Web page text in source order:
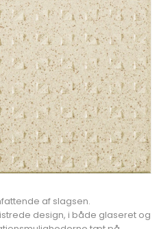
af slagsen.
design, i både glaseret og